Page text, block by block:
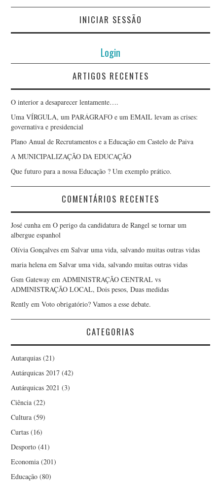
FRANCISCO LEITE
HÉLDER SANTOS
HUGO DIAS
JOÃO MONTEIRO LIMA
JOÃO PINHEIRO
JOÃO RAMOS
SANTOS
JOAQUIM PAULO
NOGUEIRA
JORGE ANTÔNIO
MONTEIRO DE LIMA
JORGE MADUREIRA
JOSÉ ANTÓNIO FERREIRA
JOSÉ GABRIEL QUARESMA
JOSÉ LUÍS FOGO
LUÍS CIRILO CARVALHO
INICIAR SESSÃO
Login
ARTIGOS RECENTES
O interior a desaparecer lentamente….
Uma VÍRGULA, um PARÁGRAFO e um EMAIL levam as crises:
governativa e presidencial
Plano Anual de Recrutamentos e a Educação em Castelo de Paiva
A MUNICIPALIZAÇÃO DA EDUCAÇÃO
Que futuro para a nossa Educação ? Um exemplo prático.
COMENTÁRIOS RECENTES
José cunha emO perigo da candidatura de Rangel se tornar um
albergue espanhol
Olívia Gonçalves emSalvar uma vida, salvando muitas outras vidas
maria helena emSalvar uma vida, salvando muitas outras vidas
Gsm Gateway emADMINISTRAÇÃO CENTRAL vs
ADMINISTRAÇÃO LOCAL, Dois pesos, Duas medidas
Rently emVoto obrigatório? Vamos a esse debate.
CATEGORIAS
Autarquias (21)
Autárquicas 2017 (42)
Autárquicas 2021 (3)
Ciência (22)
Cultura (59)
Curtas (16)
Desporto (41)
Economia (201)
Educação (80)